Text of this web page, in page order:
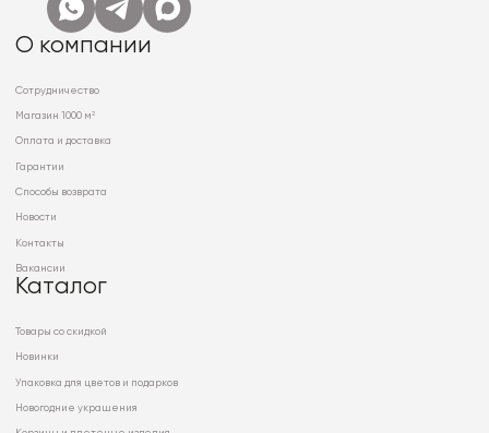
О компании
Сотрудничество
Магазин 1000 м²
Оплата и доставка
Гарантии
Способы возврата
Новости
Контакты
Вакансии
Каталог
Товары со скидкой
Новинки
Упаковка для цветов и подарков
Новогодние украшения